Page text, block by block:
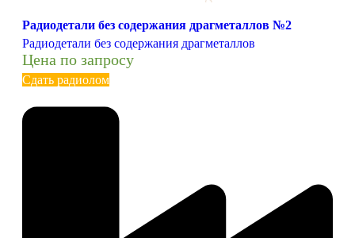
Радиодетали без содержания драгметаллов №2
Радиодетали без содержания драгметаллов
Цена по запросу
Сдать радиолом